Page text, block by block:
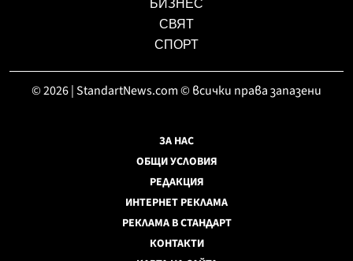
БИЗНЕС
СВЯТ
СПОРТ
© 2026 | StandartNews.com © всички права запазени
ЗА НАС
ОБЩИ УСЛОВИЯ
РЕДАКЦИЯ
ИНТЕРНЕТ РЕКЛАМА
РЕКЛАМА В СТАНДАРТ
КОНТАКТИ